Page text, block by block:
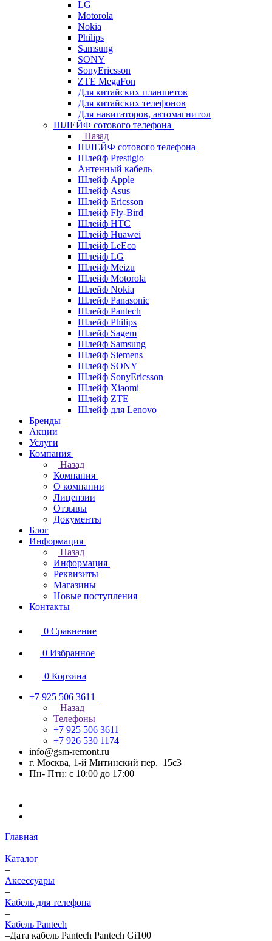
LG
Motorola
Nokia
Philips
Samsung
SONY
SonyEricsson
ZTE MegaFon
Для китайских планшетов
Для китайских телефонов
Для навигаторов, автомагнитол
ШЛЕЙФ сотового телефона
Назад
ШЛЕЙФ сотового телефона
Шлейф Prestigio
Антенный кабель
Шлейф Apple
Шлейф Asus
Шлейф Ericsson
Шлейф Fly-Bird
Шлейф HTC
Шлейф Huawei
Шлейф LeEco
Шлейф LG
Шлейф Meizu
Шлейф Motorola
Шлейф Nokia
Шлейф Panasonic
Шлейф Pantech
Шлейф Philips
Шлейф Sagem
Шлейф Samsung
Шлейф Siemens
Шлейф SONY
Шлейф SonyEricsson
Шлейф Xiaomi
Шлейф ZTE
Шлейф для Lenovo
Бренды
Акции
Услуги
Компания
Назад
Компания
О компании
Лицензии
Отзывы
Документы
Блог
Информация
Назад
Информация
Реквизиты
Магазины
Новые поступления
Контакты
0 Сравнение
0 Избранное
0 Корзина
+7 925 506 3611
Назад
Телефоны
+7 925 506 3611
+7 926 530 1174
info@gsm-remont.ru
г. Москва, 1-й Митинский пер. 15с3
Пн- Птн: с 10:00 до 17:00
Главная
–
Каталог
–
Аксессуары
–
Кабель для телефона
–
Кабель Pantech
–Дата кабель Pantech Pantech Gi100